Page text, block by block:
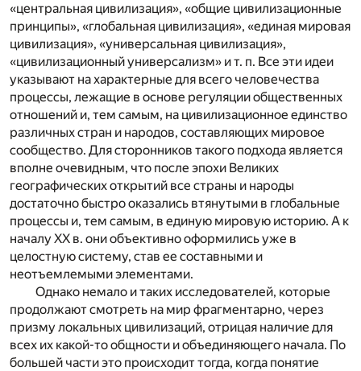
«центральная цивилизация», «общие цивилизационные
принципы», «глобальная цивилизация», «единая мировая
цивилизация», «универсальная цивилизация»,
«цивилизационный универсализм» и т. п. Все эти идеи
указывают на характерные для всего человечества
процессы, лежащие в основе регуляции общественных
отношений и, тем самым, на цивилизационное единство
различных стран и народов, составляющих мировое
сообщество. Для сторонников такого подхода является
вполне очевидным, что после эпохи Великих
географических открытий все страны и народы
достаточно быстро оказались втянутыми в глобальные
процессы и, тем самым, в единую мировую историю. А к
началу ХХ в. они объективно оформились уже в
целостную систему, став ее составными и
неотъемлемыми элементами.
Однако немало и таких исследователей, которые
продолжают смотреть на мир фрагментарно, через
призму локальных цивилизаций, отрицая наличие для
всех их какой-то общности и объединяющего начала. По
большей части это происходит тогда, когда понятие